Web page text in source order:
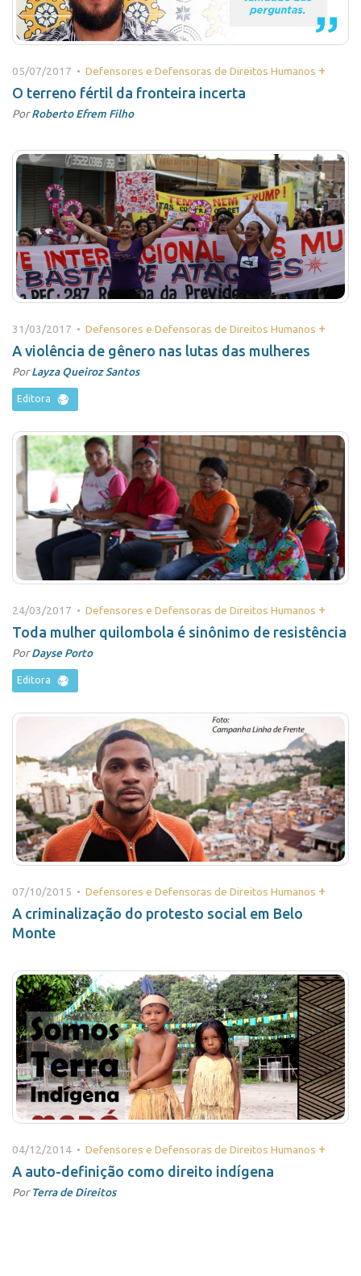
05/07/2017 • Defensores e Defensoras de Direitos Humanos +
O terreno fértil da fronteira incerta
PorRoberto Efrem Filho
31/03/2017 • Defensores e Defensoras de Direitos Humanos +
A violência de gênero nas lutas das mulheres
PorLayza Queiroz Santos
Editora
24/03/2017 • Defensores e Defensoras de Direitos Humanos +
Toda mulher quilombola é sinônimo de resistência
PorDayse Porto
Editora
07/10/2015 • Defensores e Defensoras de Direitos Humanos +
A criminalização do protesto social em Belo
Monte
04/12/2014 • Defensores e Defensoras de Direitos Humanos +
A auto-definição como direito indígena
PorTerra de Direitos